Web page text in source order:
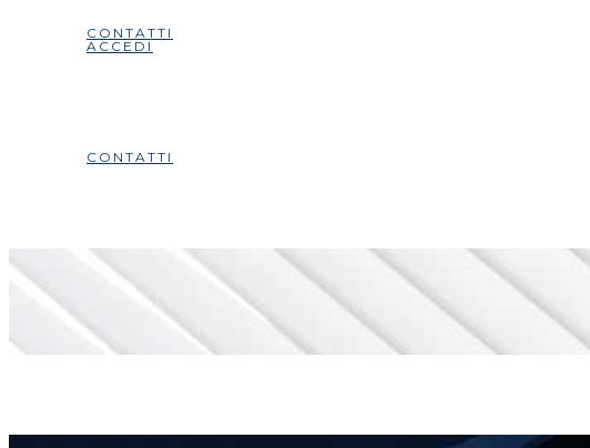
CONTATTI
ACCEDI
CONTATTI